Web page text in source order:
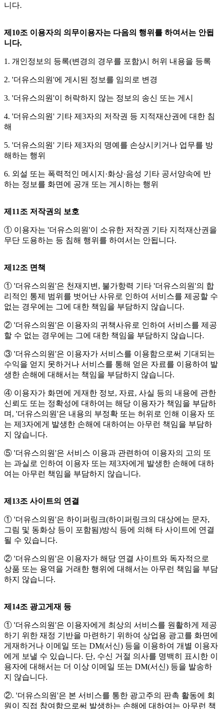
니다.
제10조 이용자의 의무이용자는 다음의 행위를 하여서는 안됩
니다.
1. 개인정보의 등록(변경의 경우를 포함)시 허위 내용을 등록
2. '더유스의원'에 게시된 정보를 임의로 변경
3. '더유스의원'이 허락하지 않는 정보의 송신 또는 게시
4. '더유스의원' 기타 제3자의 저작권 등 지적재산권에 대한 침
해
5. '더유스의원' 기타 제3자의 명예를 손상시키거나 업무를 방
해하는 행위
6. 외설 또는 폭력적인 메시지·화상·음성 기타 공서양속에 반
하는 정보를 화면에 공개 또는 게시하는 행위
제11조 저작권의 보호
① 이용자는 '더유스의원'이 소유한 저작권 기타 지적재산권을
무단 도용하는 등 침해 행위를 하여서는 안됩니다.
제12조 면책
① '더유스의원'은 천재지변, 불가항력 기타 '더유스의원'의 합
리적인 통제 범위를 벗어난 사유로 인하여 서비스를 제공할 수
없는 경우에는 그에 대한 책임을 부담하지 않습니다.
② '더유스의원'은 이용자의 귀책사유로 인하여 서비스를 제공
할 수 없는 경우에는 그에 대한 책임을 부담하지 않습니다.
③ '더유스의원'은 이용자가 서비스를 이용함으로써 기대되는
수익을 얻지 못하거나 서비스를 통해 얻은 자료를 이용하여 발
생한 손해에 대해서는 책임을 부담하지 않습니다.
④ 이용자가 화면에 게재한 정보, 자료, 사실 등의 내용에 관한
신뢰도 또는 정확성에 대하여는 해당 이용자가 책임을 부담하
며, '더유스의원'은 내용의 부정확 또는 허위로 인해 이용자 또
는 제3자에게 발생한 손해에 대하여는 아무런 책임을 부담하
지 않습니다.
⑤ '더유스의원'은 서비스 이용과 관련하여 이용자의 고의 또
는 과실로 인하여 이용자 또는 제3자에게 발생한 손해에 대하
여는 아무런 책임을 부담하지 않습니다.
제13조 사이트의 연결
① '더유스의원'은 하이퍼링크(하이퍼링크의 대상에는 문자,
그림 및 동화상 등이 포함됨)방식 등에 의해 타 사이트에 연결
될 수 있습니다.
② '더유스의원'은 이용자가 해당 연결 사이트와 독자적으로
상품 또는 용역을 거래한 행위에 대해서는 아무런 책임을 부담
하지 않습니다.
제14조 광고게재 등
① '더유스의원'은 이용자에게 최상의 서비스를 원활하게 제공
하기 위한 재정 기반을 마련하기 위하여 상업용 광고를 화면에
게재하거나 이메일 또는 DM(서신) 등을 이용하여 개별 이용자
에게 보낼 수 있습니다. 단, 수신 거절 의사를 명백히 표시한 이
용자에 대해서는 더 이상 이메일 또는 DM(서신) 등을 발송하
지 않습니다.
②. '더유스의원'은 본 서비스를 통한 광고주의 판촉 활동에 회
원이 직접 참여함으로써 발생하는 손해에 대하여는 아무런 책